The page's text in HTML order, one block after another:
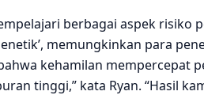
berbagai aspek risiko
memungkinkan para
kehamilan mempercepat
tinggi,” kata Ryan. “Hasil